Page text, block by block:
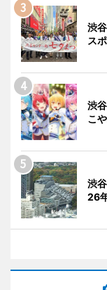
渋
ス
渋
こ
渋
26